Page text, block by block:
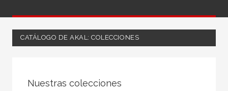
CATÁLOGO DE AKAL: COLECCIONES
Ciencias humanas y sociales
Nuestras colecciones